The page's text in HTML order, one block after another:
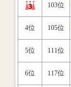
103位
4位 105位
5位 111位
6位 117位